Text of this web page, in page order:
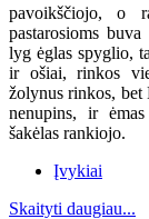
pavoikščiojo, o
pastarosioms
lyg ėglas spyglio,
ir ošiai, rinkos
žolynus rinkos, bet
nenupins, ir
šakėlas rankiojo.
Įvykiai
Skaityti daugiau...